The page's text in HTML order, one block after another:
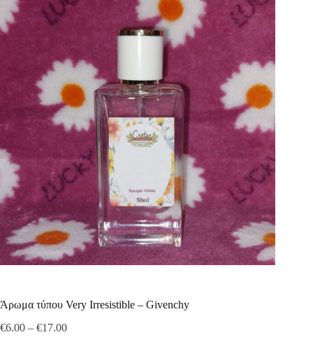
Άρωμα τύπου Very Irresistible – Givenchy
€6.00 – €17.00Price